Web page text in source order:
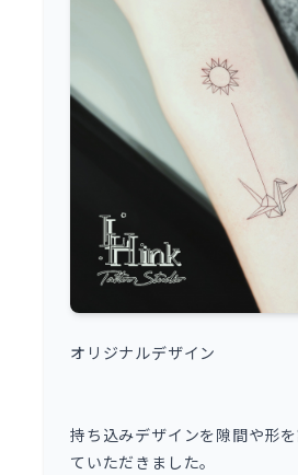
オリジナルデザイン
持ち込みデザインを隙間や形
ていただきました。